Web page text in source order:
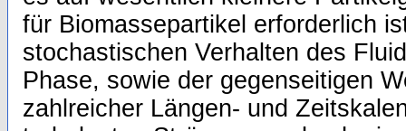
für Biomassepartikel erforderlich
stochastischen Verhalten des
Phase, sowie der gegenseitigen
zahlreicher Längen- und